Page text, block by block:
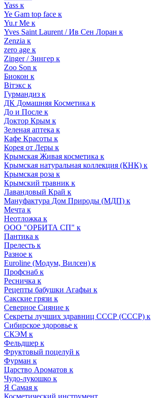
Yass к
Ye Gam top face к
Yu.r Me к
Yves Saint Laurent / Ив Сен Лоран к
Zenzia к
zero age к
Zinger / Зингер к
Zoo Son к
Биокон к
Вiтэкс к
Гурмандиз к
ДК Домашняя Косметика к
До и После к
Доктор Крым к
Зеленая аптека к
Кафе Красоты к
Корея от Леры к
Крымская Живая косметика к
Крымская натуральная коллекция (КНК) к
Крымская роза к
Крымский травник к
Лавандовый Край к
Мануфактура Дом Природы (МДП) к
Мечта к
Неотложка к
ООО "ОРБИТА СП" к
Пантика к
Прелесть к
Разное к
Euroline (Модум, Вилсен) к
Профснаб к
Ресничка к
Рецепты бабушки Агафьи к
Сакские грязи к
Северное Сияние к
Секреты лучших здравниц СССР (СССР) к
Сибирское здоровье к
СКЭМ к
Фельдшер к
Фруктовый поцелуй к
Фурман к
Царство Ароматов к
Чудо-лукошко к
Я Самая к